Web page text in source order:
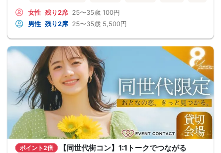
女性 残り2席 25〜35歳 100円
男性 残り2席 25〜35歳 5,500円
ポイント2倍
【同世代街コン】1:1トークでつながる